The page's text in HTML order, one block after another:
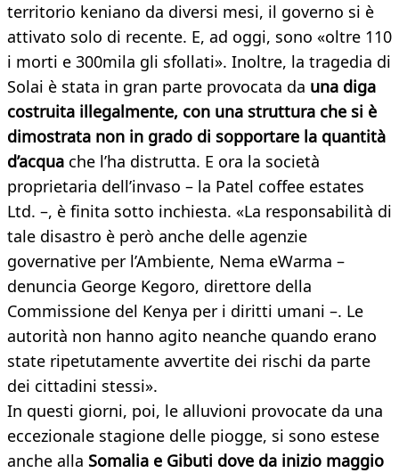
territorio keniano da diversi mesi, il governo si è
attivato solo di recente. E, ad oggi, sono «oltre 110
i morti e 300mila gli sfollati». Inoltre, la tragedia di
Solai è stata in gran parte provocata da una diga
costruita illegalmente, con una struttura che si è
dimostrata non in grado di sopportare la quantità
d’acqua che l’ha distrutta. E ora la società
proprietaria dell’invaso – la Patel coffee estates
Ltd. –, è finita sotto inchiesta. «La responsabilità di
tale disastro è però anche delle agenzie
governative per l’Ambiente, Nema eWarma –
denuncia George Kegoro, direttore della
Commissione del Kenya per i diritti umani –. Le
autorità non hanno agito neanche quando erano
state ripetutamente avvertite dei rischi da parte
dei cittadini stessi».
In questi giorni, poi, le alluvioni provocate da una
eccezionale stagione delle piogge, si sono estese
anche alla Somalia e Gibuti dove da inizio maggio